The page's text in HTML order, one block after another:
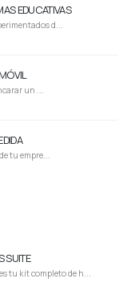
EDUCATIVAS
d...
un ...
tu empre...
SUITE
tu kit completo de h...